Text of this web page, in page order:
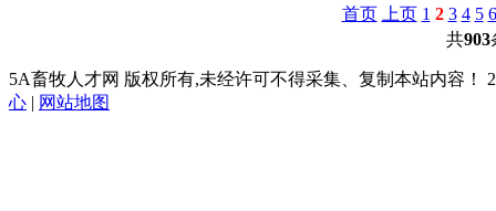
首页 上页 1 2 3 4 5 6
共903
5A畜牧人才网 版权所有,未经许可不得采集、复制本站内容！
心 | 网站地图